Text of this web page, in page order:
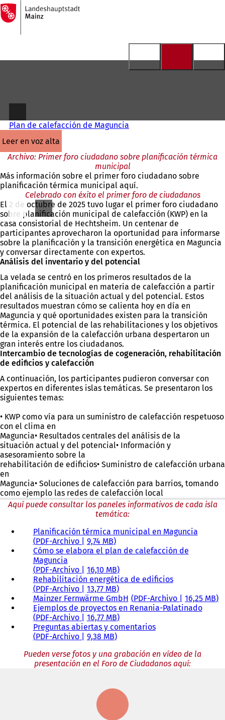
Saltar al contenido
A
la
página
Plan de calefacción de Maguncia
leer en voz alta
Archivo: Primer foro ciudadano sobre planificación térmica
municipal
Más información sobre el primer foro ciudadano sobre
planificación térmica municipal aquí.
Celebrado con éxito el primer foro de ciudadanos
El 2 de octubre de 2025 tuvo lugar el primer foro ciudadano
sobre planificación municipal de calefacción (KWP) en la
casa consistorial de Hechtsheim. Un centenar de
participantes aprovecharon la oportunidad para informarse
sobre la planificación y la transición energética en Maguncia
y conversar directamente con expertos.
Análisis del inventario y del potencial
La velada se centró en los primeros resultados de la
planificación municipal en materia de calefacción a partir
del análisis de la situación actual y del potencial. Estos
resultados muestran cómo se calienta hoy en día en
Maguncia y qué oportunidades existen para la transición
térmica. El potencial de las rehabilitaciones y los objetivos
de la expansión de la calefacción urbana despertaron un
gran interés entre los ciudadanos.
Intercambio de tecnologías de cogeneración, rehabilitación
de edificios y calefacción
A continuación, los participantes pudieron conversar con
expertos en diferentes islas temáticas. Se presentaron los
siguientes temas:
• KWP como vía para un suministro de calefacción respetuoso
con el clima en
Maguncia• Resultados centrales del análisis de la
situación actual y del potencial• Información y
asesoramiento sobre la
rehabilitación de edificios• Suministro de calefacción urbana
en
Maguncia• Soluciones de calefacción para barrios, tomando
como ejemplo las redes de calefacción local
Aquí puede consultar los paneles informativos de cada isla
temática:
Planificación térmica municipal en Maguncia
PDF-Archivo
9,74 MB
Cómo se elabora el plan de calefacción de
Maguncia
PDF-Archivo
16,10 MB
Rehabilitación energética de edificios
PDF-Archivo
13,77 MB
Mainzer Fernwärme GmbH PDF-Archivo
16,25 MB
Ejemplos de proyectos en Renania-Palatinado
PDF-Archivo
16,77 MB
Preguntas abiertas y comentarios
PDF-Archivo
9,38 MB
Pueden verse fotos y una grabación en vídeo de la
presentación en el Foro de Ciudadanos aquí: